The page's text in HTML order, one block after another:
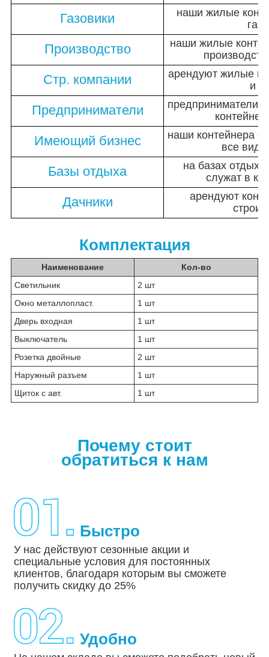
Газовики
наши жилые
Производство
наши жилые
Стр. компании
арендуют жилые
и
Предприниматели
предприниматели
Имеющий бизнес
наши контейнера
все
Базы отдыха
на базах
служат в
Дачники
арендуют
Комплектация
Наименование
Кол-во
Светильник
2 шт
Окно металлопласт.
1 шт
Дверь входная
1 шт
Выключатель
1 шт
Розетка двойные
2 шт
Наружный разъем
1 шт
Щиток с авт.
1 шт
Почему стоит
обратиться к нам
Быстро
У нас действуют сезонные акции и
специальные условия для постоянных
клиентов, благодаря которым вы сможете
получить скидку до 25%
Удобно